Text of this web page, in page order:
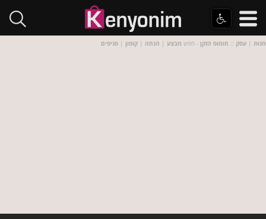
חנות | עסק :: חומוס הזקן - חפש מבצע | הנחה | קופון | סניפים